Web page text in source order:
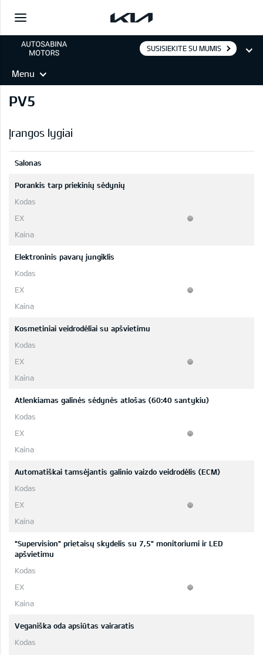
SUSISIEKITE SU MUMIS
Menu
PV5
Įrangos lygiai
Salonas
Porankis tarp priekinių sėdynių
Elektroninis pavarų jungiklis
Kosmetiniai veidrodėliai su apšvietimu
Atlenkiamas galinės sėdynės atlošas (60:40 santykiu)
Automatiškai tamsėjantis galinio vaizdo veidrodėlis (ECM)
"Supervision" prietaisų skydelis su 7,5" monitoriumi ir LED
apšvietimu
Veganiška oda apsiūtas vairaratis